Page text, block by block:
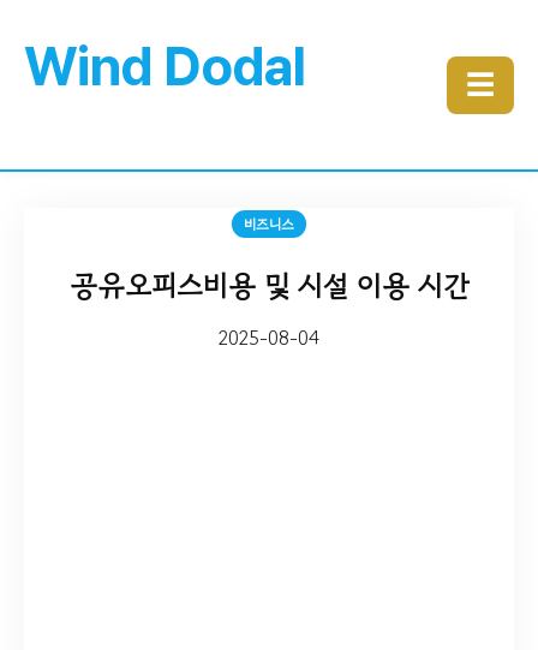
Wind Dodal ☰
비즈니스
공유오피스비용 및 시설 이용 시간
2025-08-04